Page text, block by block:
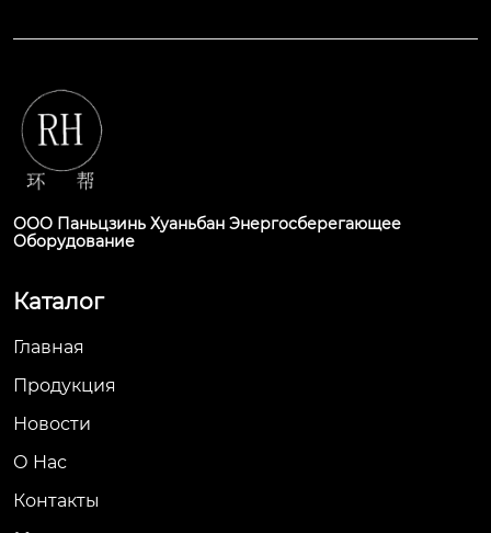
ООО Паньцзинь Хуаньбан Энергосберегающее
Оборудование
Каталог
Главная
Продукция
Новости
О Hас
Контакты